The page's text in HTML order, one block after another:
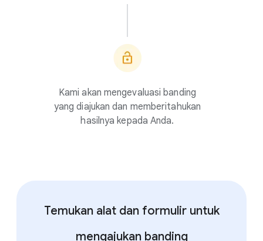
Kami akan mengevaluasi banding
yang diajukan dan memberitahukan
hasilnya kepada Anda.
Temukan alat dan formulir untuk
mengajukan banding